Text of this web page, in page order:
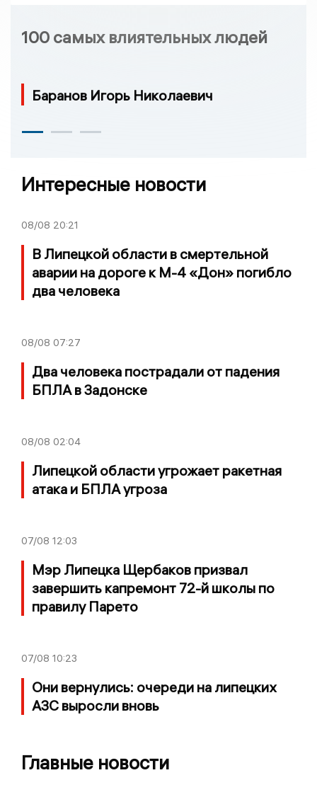
100 самых влиятельных людей
Баранов Игорь Николаевич
Интересные новости
08/08 20:21
В Липецкой области в смертельной
аварии на дороге к М-4 «Дон» погибло
два человека
08/08 07:27
Два человека пострадали от падения
БПЛА в Задонске
08/08 02:04
Липецкой области угрожает ракетная
атака и БПЛА угроза
07/08 12:03
Мэр Липецка Щербаков призвал
завершить капремонт 72-й школы по
правилу Парето
07/08 10:23
Они вернулись: очереди на липецких
АЗС выросли вновь
Главные новости